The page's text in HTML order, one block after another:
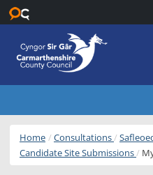
Home Consultations
Candidate Site Submissions